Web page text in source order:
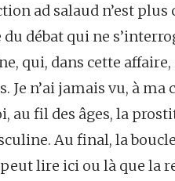
ad salaud n’est
du débat qui ne
qui, dans cette
Je n’ai jamais vu, à
au fil des âges, la
Au final, la
peut lire ici ou là que la